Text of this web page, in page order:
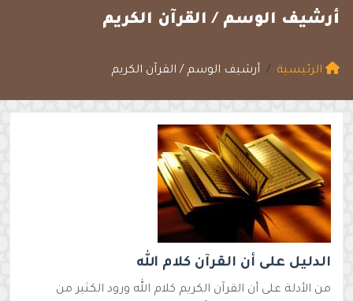
أرشيف الوسم / القرآن الكريم
الرئيسية أرشيف الوسم / القرآن الكريم
الدليل على أن القرآن كلام الله
من الأدلة على أن القرآن الكريم كلام الله ورود الكثير من